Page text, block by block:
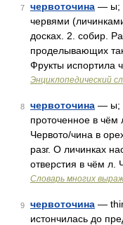
7 червоточина — ы;
червями
досках. 2. собир.
проделывающих
Фрукты испортила
Энциклопедический
8 червоточина — ы;
проточенное в чём
Червото/чина в
разг. О личинках
отверстия в чём л.
Словарь многих
9 червоточина —
истончилась до